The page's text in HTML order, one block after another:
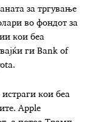
за тргување
во фондот за
кои беа
ги Bank of
кои беа
Apple